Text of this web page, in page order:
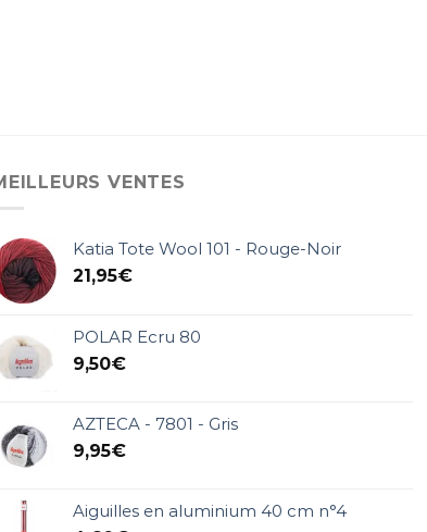
VENTES
Katia Tote Wool 101 - Rouge-Noir
21,95€
POLAR Ecru 80
9,50€
AZTECA - 7801 - Gris
9,95€
Aiguilles en aluminium 40 cm n°4